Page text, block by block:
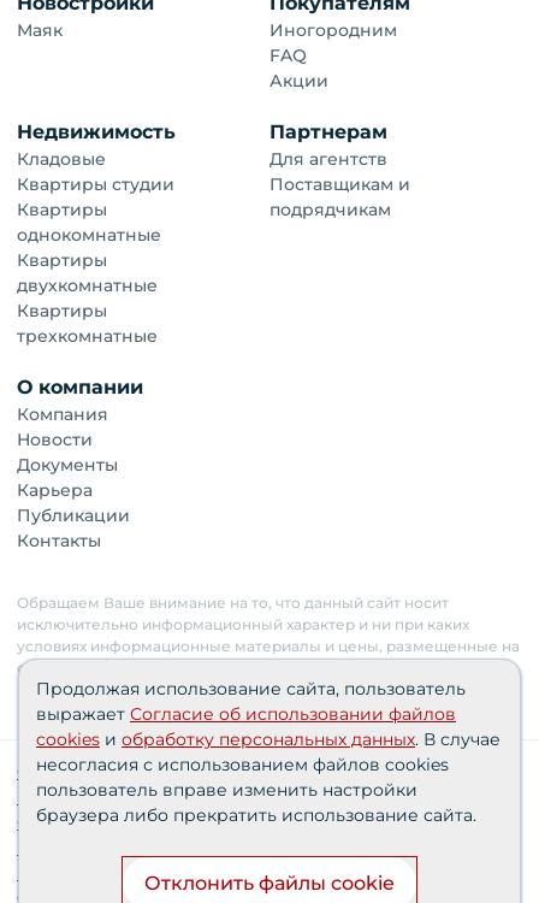
Маяк
Иногородним
FAQ
Акции
Недвижимость
Кладовые
Квартиры студии
Квартиры
однокомнатные
Квартиры
двухкомнатные
Квартиры
трехкомнатные
Партнерам
Для агентств
Поставщикам и
подрядчикам
О компании
Компания
Новости
Документы
Карьера
Публикации
Контакты
Обращаем Ваше внимание на то, что данный сайт носит
исключительно информационный характер и ни при каких
условиях информационные материалы и цены, размещенные на
сайте, не являются публичной офертой. Застройщик имеет
право изменять стоимость объектов.
Сведения о реализуемых требованиях к защите
персональных данных АО «СЗ «Партнер‑Строй»»
Согласия пользователей
Политика персональных данных
Финансирование строительства при поддержке
Продолжая использование сайта, пользователь
выражает Согласие об использовании файлов
cookies и обработку персональных данных. В случае
несогласия с использованием файлов cookies
пользователь вправе изменить настройки
браузера либо прекратить использование сайта.
Отклонить файлы cookie